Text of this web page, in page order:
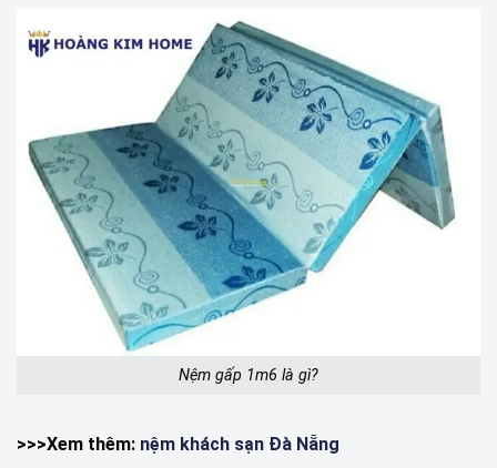
Nệm gấp 1m6 là gì?
>>>Xem thêm: nệm khách sạn Đà Nẵng